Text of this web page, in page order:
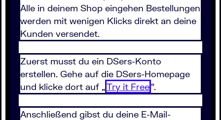
Alle in deinem Shop eingehen Bestellungen
werden mit wenigen Klicks direkt an deine
Kunden versendet.
Zuerst musst du ein DSers-Konto
erstellen. Gehe auf die DSers-Homepage
und klicke dort auf „Try it Free“.
Anschließend gibst du deine E-Mail-